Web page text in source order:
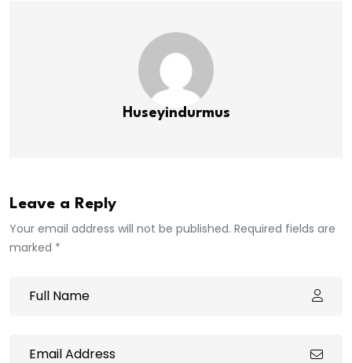
Huseyindurmus
Leave a Reply
Your email address will not be published. Required fields are
marked *